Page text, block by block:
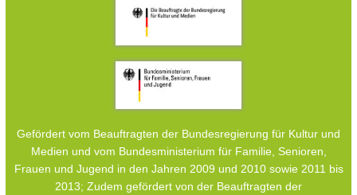
Gefördert vom Beauftragten der Bundesregierung für Kultur und
Medien und vom Bundesministerium für Familie, Senioren,
Frauen und Jugend in den Jahren 2009 und 2010 sowie 2011 bis
2013; Zudem gefördert von der Beauftragten der